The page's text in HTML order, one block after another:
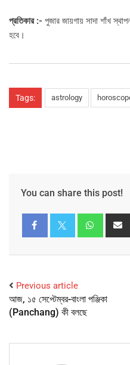
প্রতিকার :- পুজার জায়গায় সাদা শাঁখ
হবে।
Tags: astrology
You can share this post!
Previous article
আজ, ১৫ সেপ্টেম্বর-বাংলা পঞ্জিকা
(Panchang) কী বলছে